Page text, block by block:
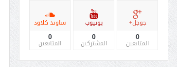
جوجل+
0
المتابعين
يوتيوب
0
المشتركين
ساوند كلاود
0
المتابعين